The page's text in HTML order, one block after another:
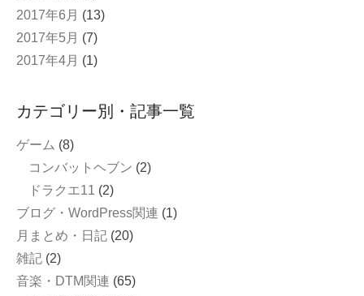
2017年6月 (13)
2017年5月 (7)
2017年4月 (1)
カテゴリー別・記事一覧
ゲーム (8)
コンバットヘブン (2)
ドラクエ11 (2)
ブログ・WordPress関連 (1)
月まとめ・日記 (20)
雑記 (2)
音楽・DTM関連 (65)